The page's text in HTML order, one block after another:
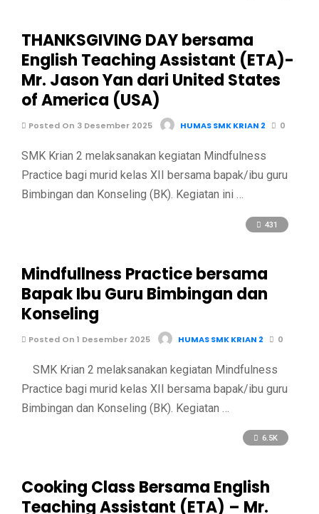
THANKSGIVING DAY bersama
English Teaching Assistant (ETA)-
Mr. Jason Yan dari United States
of America (USA)
Posted On 3 Desember 2025 HUMAS SMK KRIAN 2 0
SMK Krian 2 melaksanakan kegiatan Mindfulness
Practice bagi murid kelas XII bersama bapak/ibu guru
Bimbingan dan Konseling (BK). Kegiatan ini …
431
Mindfullness Practice bersama
Bapak Ibu Guru Bimbingan dan
Konseling
Posted On 1 Desember 2025 HUMAS SMK KRIAN 2 0
SMK Krian 2 melaksanakan kegiatan Mindfulness
Practice bagi murid kelas XII bersama bapak/ibu guru
Bimbingan dan Konseling (BK). Kegiatan …
6.5K
Cooking Class Bersama English
Teaching Assistant (ETA) – Mr.